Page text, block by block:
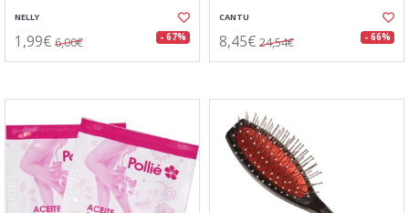
NELLY
1,99€ 6,00€ - 67%
CANTU
8,45€ 24,54€ - 66%